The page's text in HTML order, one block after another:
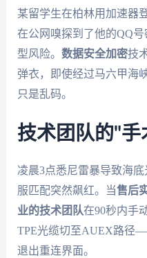
某留学生在柏林用加速器
在公网嗅探到了他的QQ
型风险。 数据安全加密技
弹衣，即使经过马六甲海
只是乱码。
技术团队的"手
凌晨3点悉尼雷暴导致海
服匹配突然飙红。当售后
业的技术团队在90秒内手
TPE光缆切至AUEX路径
退出重连界面。